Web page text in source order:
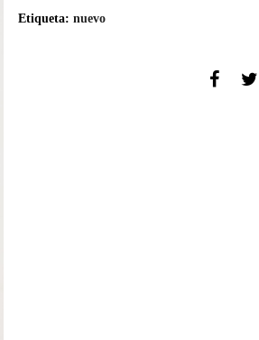
Etiqueta: nuevo